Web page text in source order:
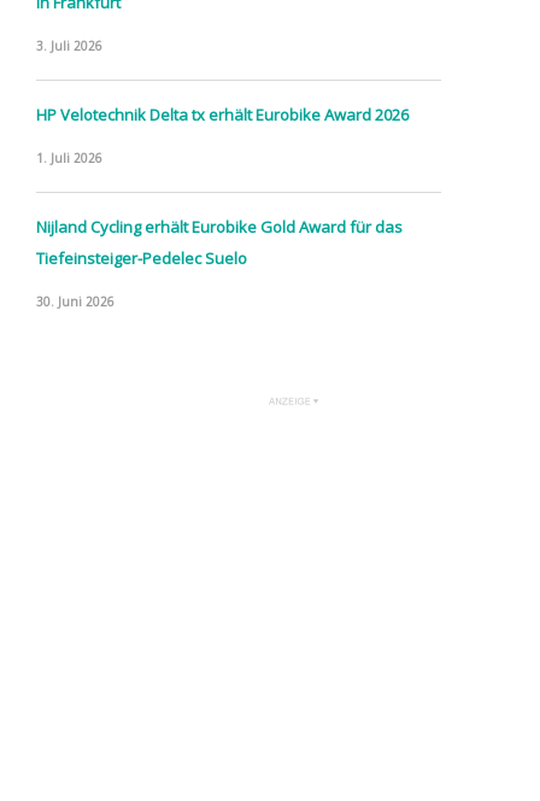
3. Juli 2026
HP Velotechnik Delta tx erhält Eurobike Award 2026
1. Juli 2026
Nijland Cycling erhält Eurobike Gold Award für das
Tiefeinsteiger-Pedelec Suelo
30. Juni 2026